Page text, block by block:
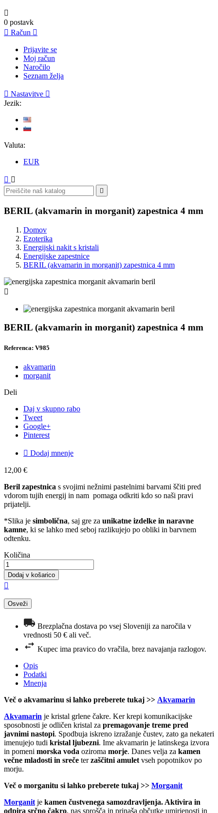

0 postavk
 Račun 
Prijavite se
Moj račun
Naročilo
Seznam želja
 Nastavitve 
Jezik:
Valuta:
EUR
 

BERIL (akvamarin in morganit) zapestnica 4 mm
Domov
Ezoterika
Energijski nakit s kristali
Energijske zapestnice
BERIL (akvamarin in morganit) zapestnica 4 mm

BERIL (akvamarin in morganit) zapestnica 4 mm
Referenca: V985
akvamarin
morganit
Deli
Daj v skupno rabo
Tweet
Google+
Pinterest
 Dodaj mnenje
12,00 €
Beril zapestnica s svojimi nežnimi pastelnimi barvami ščiti pred
vdorom tujih energij in nam pomaga odkriti kdo so naši pravi
prijatelji.
*Slika je simbolična, saj gre za unikatne izdelke in naravne
kamne, ki se lahko med seboj razlikujejo po obliki in barvnem
odtenku.
Količina
Dodaj v košarico

Brezplačna dostava po vsej Sloveniji za naročila v
vrednosti 50 € ali več.
Kupec ima pravico do vračila, brez navajanja razlogov.
Opis
Podatki
Mnenja
Več o akvamarinu si lahko preberete tukaj >> Akvamarin
Akvamarin je kristal grlene čakre. Ker krepi komunikacijske
sposobnosti je odličen kristal za premagovanje treme pred
javnimi nastopi. Spodbuja iskreno izražanje čustev, zato ga nekateri
imenujejo tudi kristal ljubezni. Ime akvamarin je latinskega izvora
in pomeni morska voda oziroma morje. Danes velja za kamen
večne mladosti in sreče terzaščitni amulet vseh popotnikov po
morju.
Več o morganitu si lahko preberete tukaj >> Morganit
Morganit je kamen čustvenega samozdravljenja. Aktivira in
odpira srčno čakro, nas sprošča in prinaša občutke umirjenosti in